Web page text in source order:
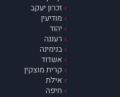
זכרון יעקב
מודיעין
יהוד
רעננה
בנימינה
אשדוד
קרית מוצקין
אילת
חיפה